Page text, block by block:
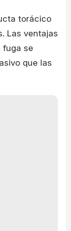
torácico
Las ventajas
fuga se
que las